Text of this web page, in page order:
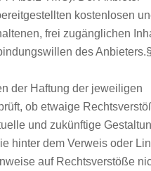
kostenlosen
frei zugänglichen
des
der Haftung der jeweiligen
ob etwaige
und zukünftige
hinter dem Verweis oder
auf Rechtsverstöße